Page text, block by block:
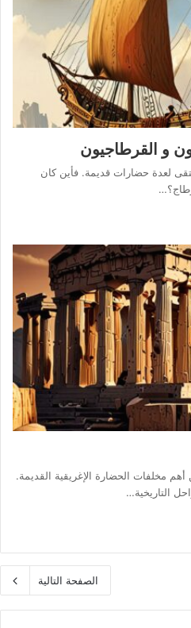
و القرطاجيون
لعدة حضارات قديمة. فأين كان
مخلفات الحضارة الإغريقية القديمة.
التاريخية…
الصفحة التالية